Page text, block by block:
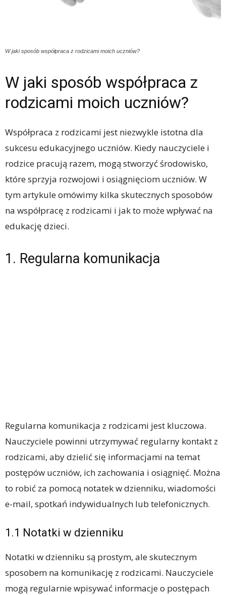
W jaki sposób współpraca z rodzicami moich uczniów?
W jaki sposób współpraca z
rodzicami moich uczniów?
Współpraca z rodzicami jest niezwykle istotna dla
sukcesu edukacyjnego uczniów. Kiedy nauczyciele i
rodzice pracują razem, mogą stworzyć środowisko,
które sprzyja rozwojowi i osiągnięciom uczniów. W
tym artykule omówimy kilka skutecznych sposobów
na współpracę z rodzicami i jak to może wpływać na
edukację dzieci.
1. Regularna komunikacja
Regularna komunikacja z rodzicami jest kluczowa.
Nauczyciele powinni utrzymywać regularny kontakt z
rodzicami, aby dzielić się informacjami na temat
postępów uczniów, ich zachowania i osiągnięć. Można
to robić za pomocą notatek w dzienniku, wiadomości
e-mail, spotkań indywidualnych lub telefonicznych.
1.1 Notatki w dzienniku
Notatki w dzienniku są prostym, ale skutecznym
sposobem na komunikację z rodzicami. Nauczyciele
mogą regularnie wpisywać informacje o postępach